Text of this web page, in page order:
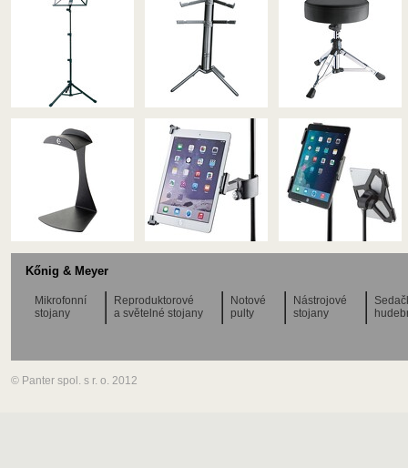
Kőnig & Meyer
Mikrofonní
stojany
Reproduktorové
a světelné stojany
Notové
pulty
Nástrojové
stojany
© Panter spol. s r. o. 2012